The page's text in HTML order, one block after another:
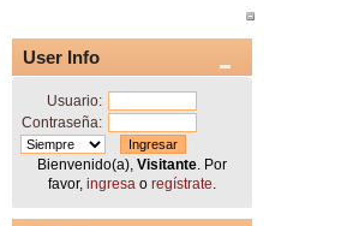
User Info
Usuario:
Contraseña:
Bienvenido(a),Visitante . Por
favor,ingresa oregístrate